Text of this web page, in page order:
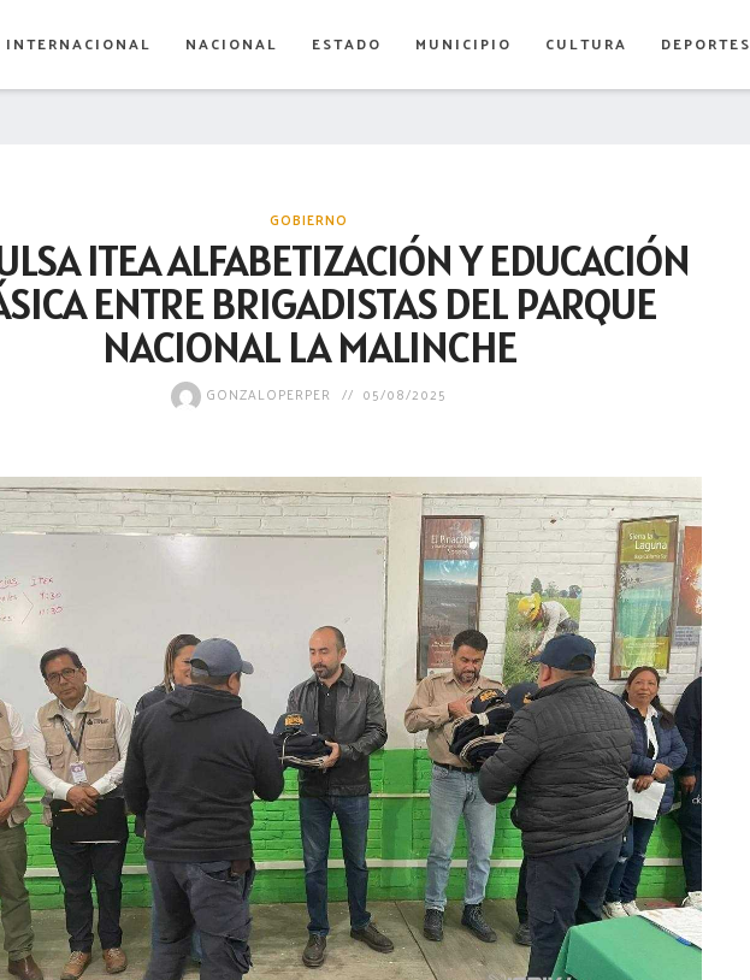
INTERNACIONAL NACIONAL ESTADO MUNICIPIO CULTURA DEPORTES
GOBIERNO
ITEA ALFABETIZACIÓN Y EDUCACIÓN
ENTRE BRIGADISTAS DEL PARQUE
NACIONAL LA MALINCHE
GONZALOPERPER 05/08/2025